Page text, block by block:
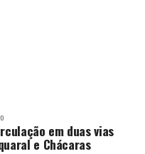
em duas vias
e Chácaras